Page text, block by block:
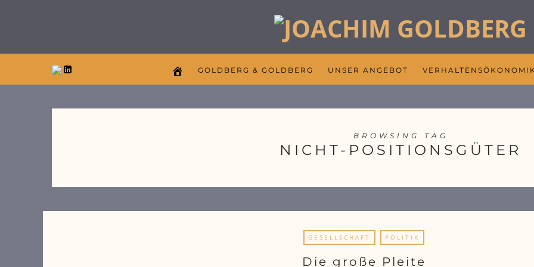
GOLDBERG & GOLDBERG UNSER ANGEBOT VERHALTENSÖKONOMIK
BROWSING TAG
NICHT-POSITIONSGÜTER
GESELLSCHAFT POLITIK
Die große Pleite